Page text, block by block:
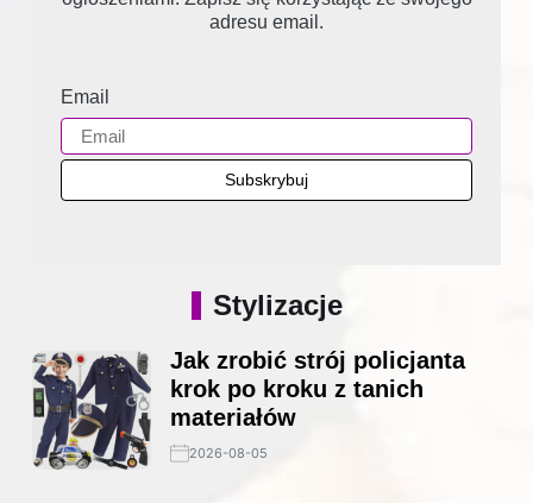
adresu email.
Email
Stylizacje
Jak zrobić strój policjanta
krok po kroku z tanich
materiałów
2026-08-05